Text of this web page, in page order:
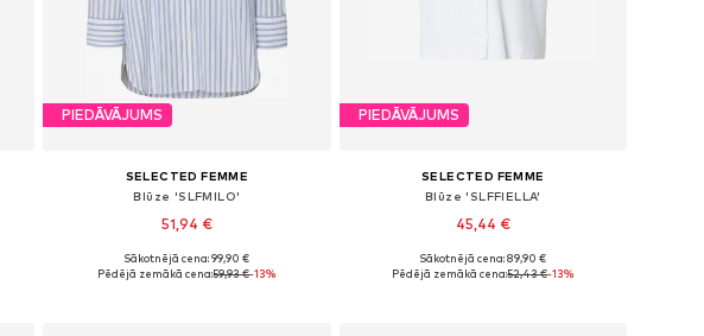
PIEDĀVĀJUMS
SELECTED FEMME
Blūze 'SLFMILO'
51,94 €
Pieejamie izmēri: XS, S, M, L, XL, XXL
Sākotnējā cena: 99,90 €
Pēdējā zemākā cena:59,93 €-13%
PIEDĀVĀJUMS
SELECTED FEMME
Blūze 'SLFFIELLA'
45,44 €
Pieejamie izmēri: S, M, L, XL, XXL
Sākotnējā cena: 89,90 €
Pēdējā zemākā cena:52,43 €-13%